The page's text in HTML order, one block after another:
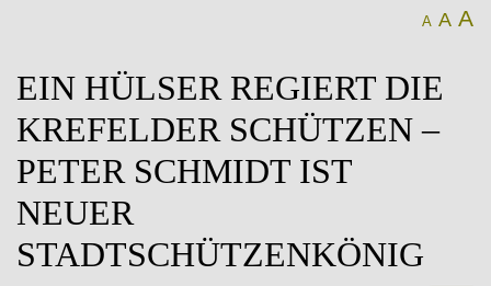
A A A
EIN HÜLSER REGIERT DIE
KREFELDER SCHÜTZEN –
PETER SCHMIDT IST
NEUER
STADTSCHÜTZENKÖNIG